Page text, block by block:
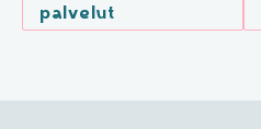
palvelut